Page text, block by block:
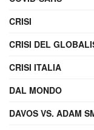
CRISI
CRISI DEL
CRISI ITALIA
DAL MONDO
DAVOS VS. ADAM